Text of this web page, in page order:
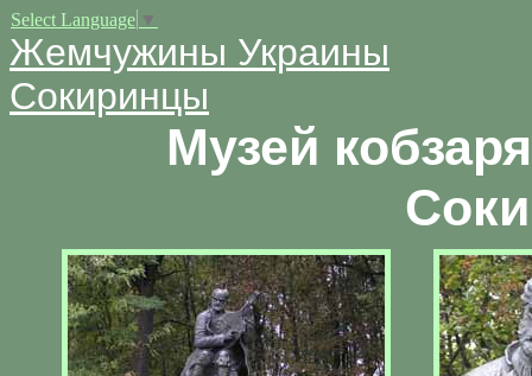
Select Language ▼
Жемчужины Украины
Сокиринцы
Музей